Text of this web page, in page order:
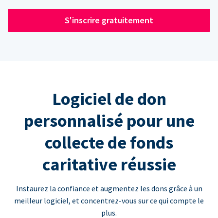
S'inscrire gratuitement
Logiciel de don
personnalisé pour une
collecte de fonds
caritative réussie
Instaurez la confiance et augmentez les dons grâce à un
meilleur logiciel, et concentrez-vous sur ce qui compte le
plus.